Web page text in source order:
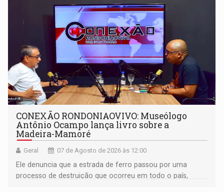
CONEXÃO RONDONIAOVIVO: Museólogo
Antônio Ocampo lança livro sobre a
Madeira-Mamoré
Geral 07 de Agosto de 2026 às 12:00
Ele denuncia que a estrada de ferro passou por uma
processo de destruição que ocorreu em todo o país,